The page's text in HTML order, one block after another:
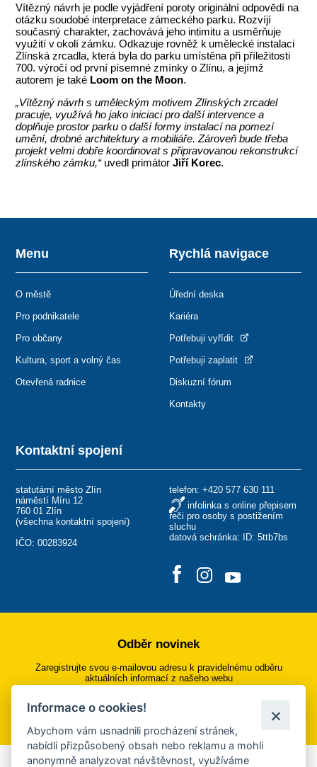
Vítězný návrh je podle vyjádření poroty originální odpovědí na
otázku soudobé interpretace zámeckého parku. Rozvíjí
současný charakter, zachovává jeho intimitu a usměrňuje
využití v okolí zámku. Odkazuje rovněž k umělecké instalaci
Zlínská zrcadla, která byla do parku umístěna při příležitosti
700. výročí od první písemné zmínky o Zlínu, a jejímž
autorem je také Loom on the Moon.
„Vítězný návrh s uměleckým motivem Zlínských zrcadel
pracuje, využívá ho jako iniciaci pro další intervence a
doplňuje prostor parku o další formy instalací na pomezí
umění, drobné architektury a mobiliáře. Zároveň bude třeba
projekt velmi dobře koordinovat s připravovanou rekonstrukcí
zlínského zámku,“ uvedl primátorJiří Korec.
Kontaktní spojení
statutární město Zlín
náměstí Míru 12
760 01 Zlín
(všechna kontaktní spojení)
IČO: 00283924
telefon: +420 577 630 111
infolinka s online přepisem
řeči pro osoby s postižením
sluchu
datová schránka: ID: 5ttb7bs
Menu
O městě
Pro podnikatele
Pro občany
Kultura, sport a volný čas
Otevřená radnice
Rychlá navigace
Úřední deska
Kariéra
Potřebuji vyřídit
Potřebuji zaplatit
Diskuzní fórum
Kontakty
Odběr novinek
Zaregistrujte svou e-mailovou adresu k pravidelnému odběru
aktuálních informací z našeho webu
Přihlásit se k odběru
Informace o cookies!
Abychom vám usnadnili procházení stránek,
nabídli přizpůsobený obsah nebo reklamu a mohli
anonymně analyzovat návštěvnost, využíváme